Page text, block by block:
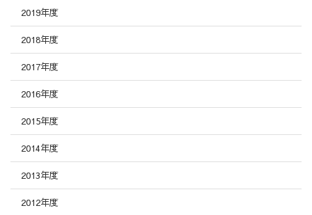
2019年度
2018年度
2017年度
2016年度
2015年度
2014年度
2013年度
2012年度